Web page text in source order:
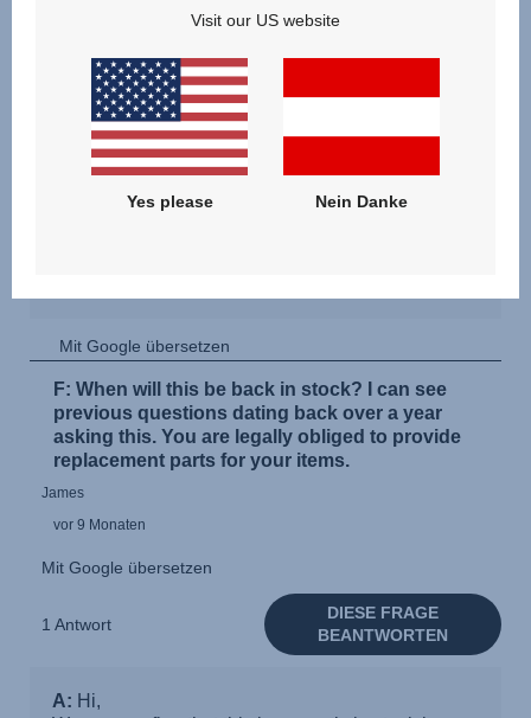
Visit our US website
Yes please Nein Danke